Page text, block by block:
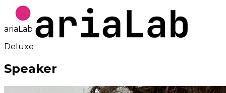
ariaLab
Deluxe
Speaker